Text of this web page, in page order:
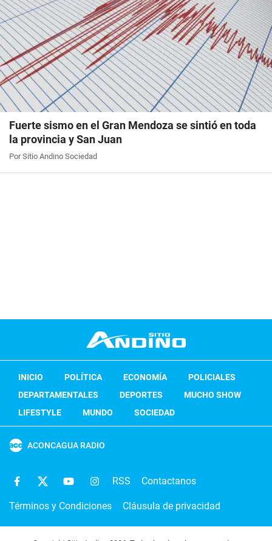
Fuerte sismo en el Gran Mendoza se sintió en toda
la provincia y San Juan
Por Sitio Andino Sociedad
INICIO POLÍTICA ECONOMÍA
POLICIALES
DEPARTAMENTALES
DEPORTES
MUCHO SHOW
LIFESTYLE
MUNDO SOCIEDAD
ACONCAGUA RADIO
RSS Contactanos
Términos y Condiciones Cláusula de privacidad